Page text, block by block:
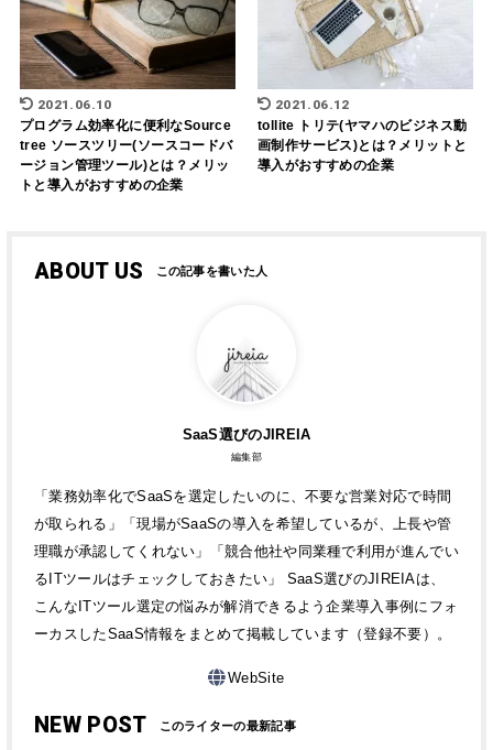
2021.06.10
プログラム効率化に便利なSource
tree ソースツリー(ソースコードバ
ージョン管理ツール)とは？メリッ
トと導入がおすすめの企業
2021.06.12
tollite トリテ(ヤマハのビジネス動
画制作サービス)とは？メリットと
導入がおすすめの企業
ABOUT US
SaaS選びのJIREIA
編集部
「業務効率化でSaaSを選定したいのに、不要な営業対応で時間
が取られる」「現場がSaaSの導入を希望しているが、上長や管
理職が承認してくれない」「競合他社や同業種で利用が進んでい
るITツールはチェックしておきたい」 SaaS選びのJIREIAは、
こんなITツール選定の悩みが解消できるよう企業導入事例にフォ
ーカスしたSaaS情報をまとめて掲載しています（登録不要）。
WebSite
NEW POST